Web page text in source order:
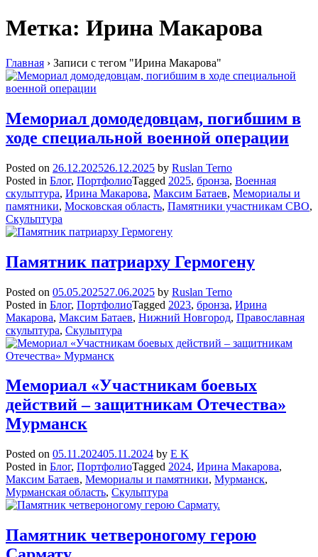
Метка: Ирина Макарова
Главная › Записи с тегом "Ирина Макарова"
Мемориал домодедовцам, погибшим в
ходе специальной военной операции
Posted on 26.12.202526.12.2025 by Ruslan Terno
Posted in Блог, ПортфолиоTagged 2025, бронза, Военная
скульптура, Ирина Макарова, Максим Батаев, Мемориалы и
памятники, Московская область, Памятники участникам СВО,
Скульптура
Памятник патриарху Гермогену
Posted on 05.05.202527.06.2025 by Ruslan Terno
Posted in Блог, ПортфолиоTagged 2023, бронза, Ирина
Макарова, Максим Батаев, Нижний Новгород, Православная
скульптура, Скульптура
Мемориал «Участникам боевых
действий – защитникам Отечества»
Мурманск
Posted on 05.11.202405.11.2024 by E K
Posted in Блог, ПортфолиоTagged 2024, Ирина Макарова,
Максим Батаев, Мемориалы и памятники, Мурманск,
Мурманская область, Скульптура
Памятник четвероногому герою